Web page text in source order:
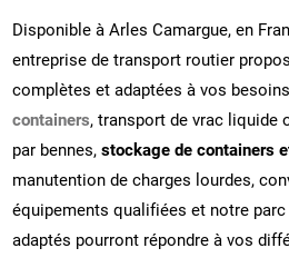
Disponible à Arles Camargue, en
entreprise de transport routier
complètes et adaptées à vos
containers, transport de vrac liquide
par bennes,stockage de containers
manutention de charges lourdes,
équipements qualifiées et notre
adaptés pourront répondre à vos